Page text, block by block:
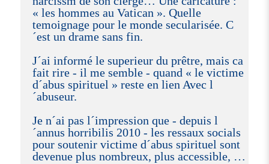
« les hommes au Vatican ». Quelle
temoignage pour le monde secularisée. C
´est un drame sans fin.
J´ai informé le superieur du prêtre, mais ca
fait rire - il me semble - quand « le victime
d´abus spirituel » reste en lien Avec l
´abuseur.
Je n´ai pas l´impression que - depuis l
´annus horribilis 2010 - les ressaux socials
pour soutenir victime d´abus spirituel sont
devenue plus nombreux, plus accessible, …